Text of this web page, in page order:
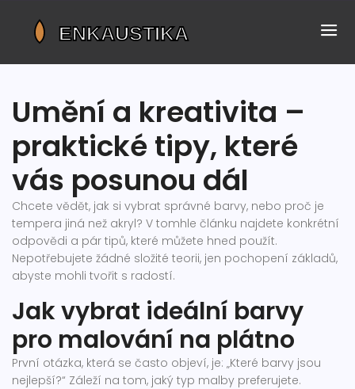
Umění a kreativita –
praktické tipy, které
vás posunou dál
Chcete vědět, jak si vybrat správné barvy, nebo proč je
tempera jiná než akryl? V tomhle článku najdete konkrétní
odpovědi a pár tipů, které můžete hned použít.
Nepotřebujete žádné složité teorii, jen pochopení základů,
abyste mohli tvořit s radostí.
Jak vybrat ideální barvy
pro malování na plátno
První otázka, která se často objeví, je: „Které barvy jsou
nejlepší?“ Záleží na tom, jaký typ malby preferujete.